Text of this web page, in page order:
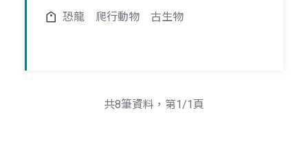
恐龍 爬行動物 古生物
共8筆資料，第1/1頁